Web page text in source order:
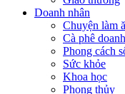
Doanh nhân
Chuyện làm
Cà phê
Phong cách
Sức khỏe
Khoa học
Phong thủy